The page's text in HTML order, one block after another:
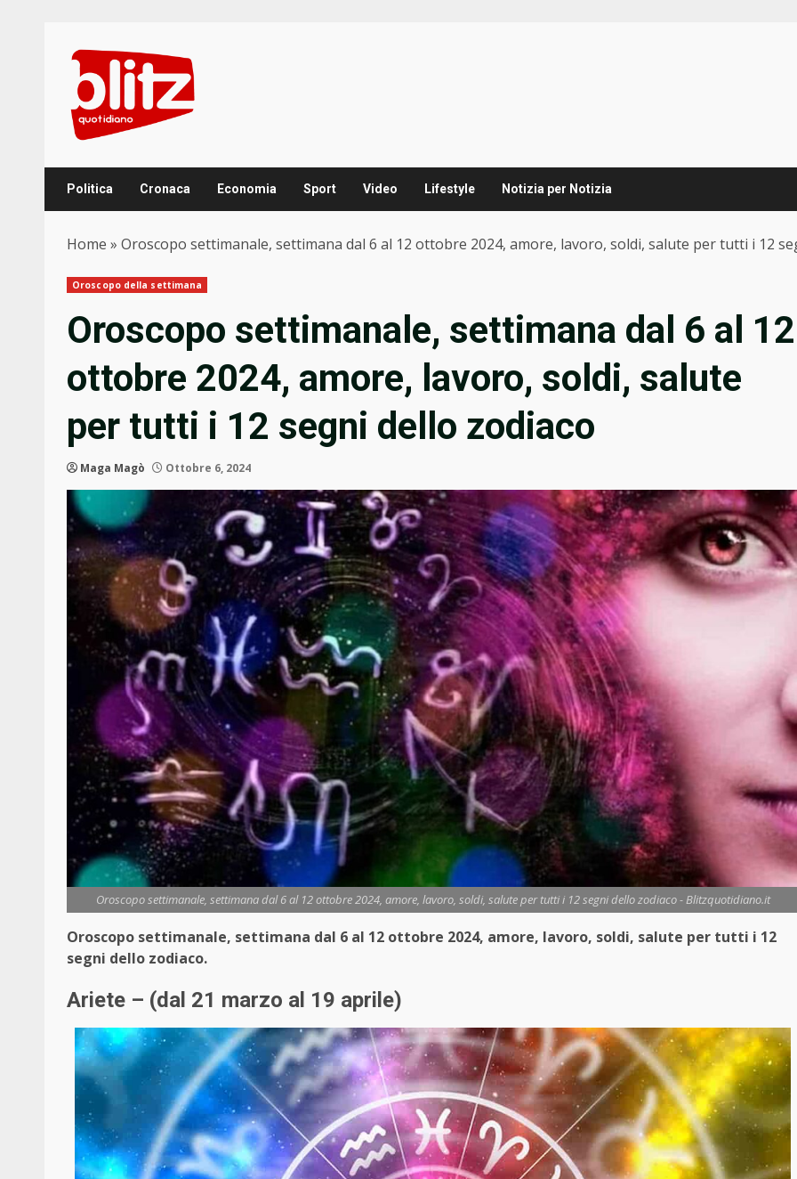
content
Politica Cronaca Economia Sport Video Lifestyle Notizia per Notizia
Home » Oroscopo settimanale, settimana dal 6 al 12 ottobre 2024, amore, lavoro, soldi, salute per tutti i 12
Oroscopo della settimana
Oroscopo settimanale, settimana dal 6 al 12
ottobre 2024, amore, lavoro, soldi, salute
per tutti i 12 segni dello zodiaco
Maga Magò Ottobre 6, 2024
Oroscopo settimanale, settimana dal 6 al 12 ottobre 2024, amore, lavoro, soldi, salute per tutti i 12 segni dello zodiaco - Blitzquotidiano.it
Oroscopo settimanale, settimana dal 6 al 12 ottobre 2024, amore, lavoro, soldi, salute per tutti i 12
segni dello zodiaco.
Ariete – (dal 21 marzo al 19 aprile)